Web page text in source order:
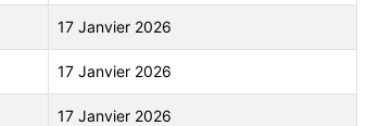
17 Janvier 2026
17 Janvier 2026
17 Janvier 2026